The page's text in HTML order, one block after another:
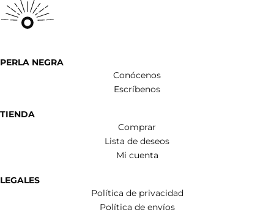
PERLA NEGRA
Conócenos
Escríbenos
TIENDA
Comprar
Lista de deseos
Mi cuenta
LEGALES
Política de privacidad
Política de envíos